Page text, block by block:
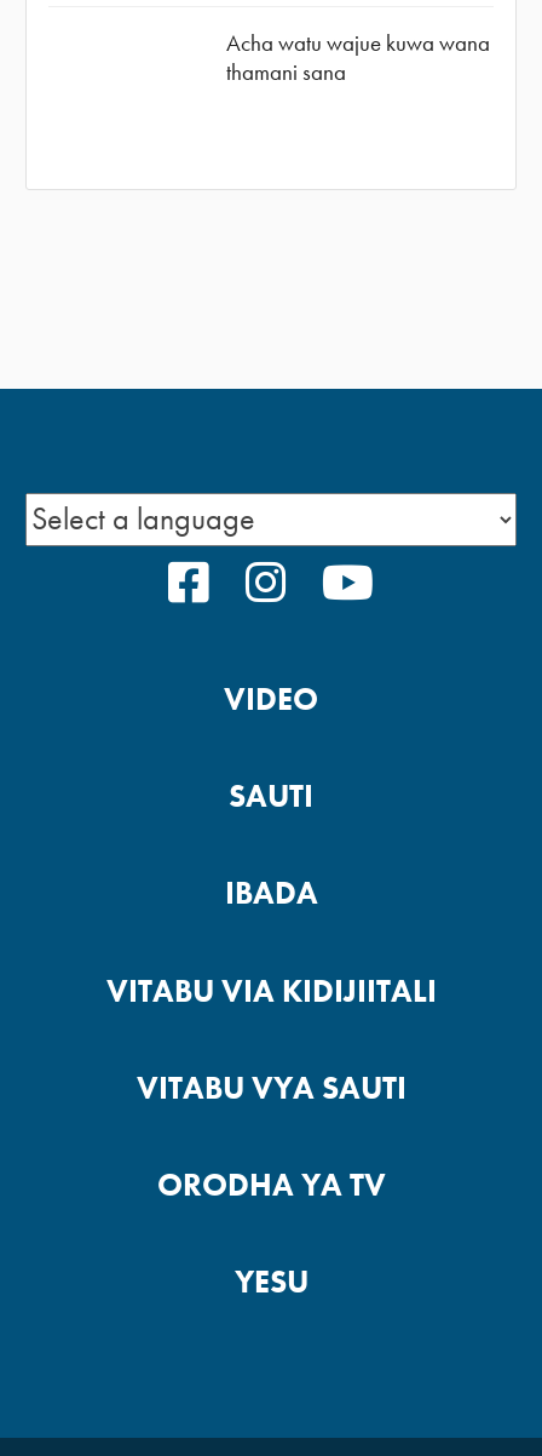
Acha watu wajue kuwa wana
thamani sana
FACEBOOK
INSTAGRAM
VIDEO
SAUTI
IBADA
VITABU VIA KIDIJIITALI
VITABU VYA SAUTI
ORODHA YA TV
YESU